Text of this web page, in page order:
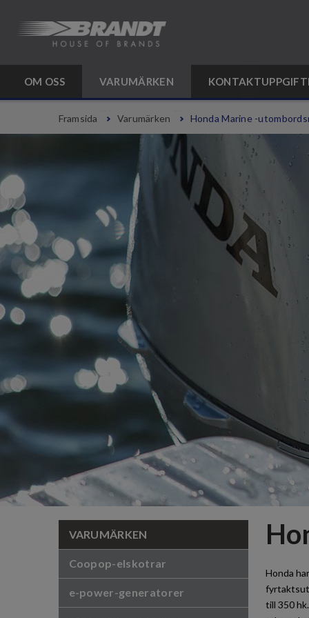
OM OSS VARUMÄRKEN
Framsida Varumärken Honda Marine -
Honda
till 350
VARUMÄRKEN
Coopop-elskotrar
e-power-generatorer